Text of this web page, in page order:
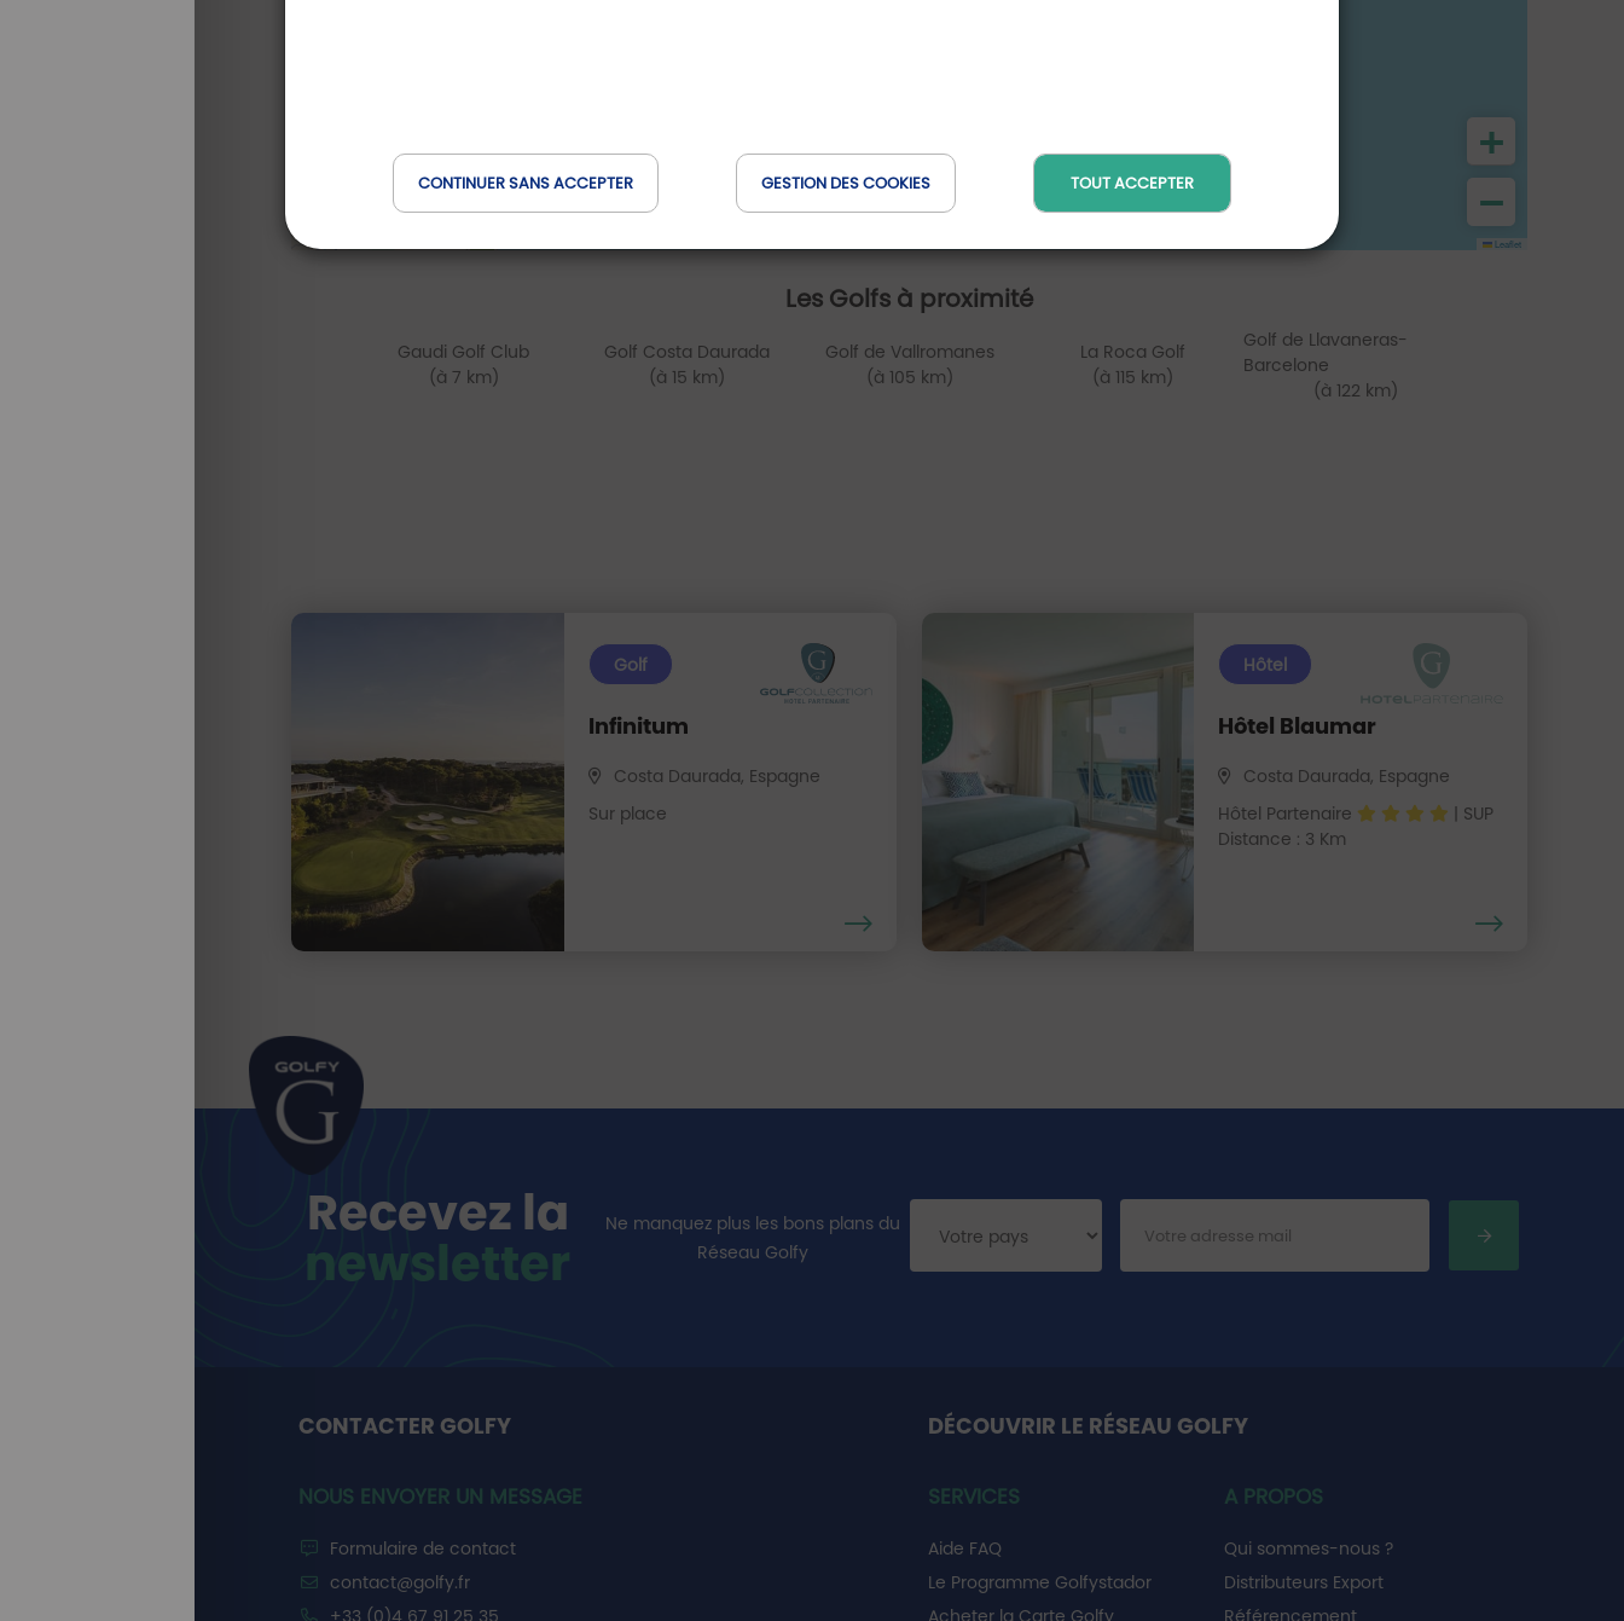
CONTINUER SANS ACCEPTER GESTION DES COOKIES TOUT ACCEPTER
+
−
Leaflet
Les Golfs à proximité
Gaudi Golf Club
(à 7 km)
Golf Costa Daurada
(à 15 km)
Golf de Vallromanes
(à 105 km)
La Roca Golf
(à 115 km)
Golf de Llavaneras-
Barcelone
(à 122 km)
Golf
Infinitum
Costa Daurada, Espagne
Sur place
Hôtel
Hôtel Blaumar
Costa Daurada, Espagne
Hôtel Partenaire
| SUP
Distance : 3 Km
Recevez la
newsletter
Ne manquez plus les bons plans du
Réseau Golfy
CONTACTER GOLFY
NOUS ENVOYER UN MESSAGE
Formulaire de contact
contact@golfy.fr
+33 (0)4 67 91 25 35
DÉCOUVRIR LE RÉSEAU GOLFY
SERVICES
Aide FAQ
Le Programme Golfystador
Acheter la Carte Golfy
A PROPOS
Qui sommes-nous ?
Distributeurs Export
Référencement